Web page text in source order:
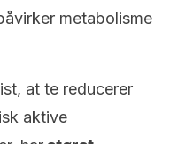
metabolisme
at te reducerer
aktive